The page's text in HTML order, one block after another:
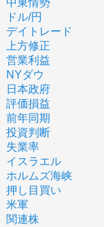
中東情勢
ドル/円
デイトレード
上方修正
営業利益
NYダウ
日本政府
評価損益
前年同期
投資判断
失業率
イスラエル
ホルムズ海峡
押し目買い
米軍
関連株